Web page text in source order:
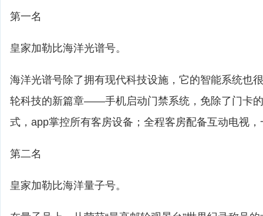
第一名
皇家加勒比海洋光谱号。
海洋光谱号除了拥有现代科技设施，它的智能系统也
轮科技的新篇章——手机启动门禁系统，免除了门卡
式，app掌控所有客房设备；全程客房配备互动电视
第二名
皇家加勒比海洋量子号。